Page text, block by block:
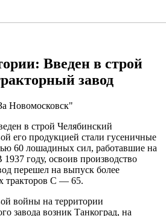
Введен в строй
завод
Новомосковск"
в строй Челябинский
его продукцией стали гусеничные
60 лошадиных сил, работавшие на
году, освоив производство
перешел на выпуск более
тракторов С — 65.
войны на территории
завода возник Танкоград, на